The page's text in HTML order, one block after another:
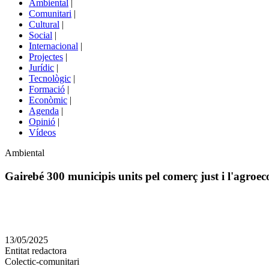
portals
Ambiental |
Comunitari |
Cultural |
Social |
Internacional |
Projectes |
Jurídic |
Tecnològic |
Formació |
Econòmic |
Agenda |
Opinió |
Vídeos
Àmbit
la
Ambiental
Gairebé 300 municipis units pel comerç just i
en
altres
xarxes
13/05/2025
Entitat redactora
Colectic-comunitari